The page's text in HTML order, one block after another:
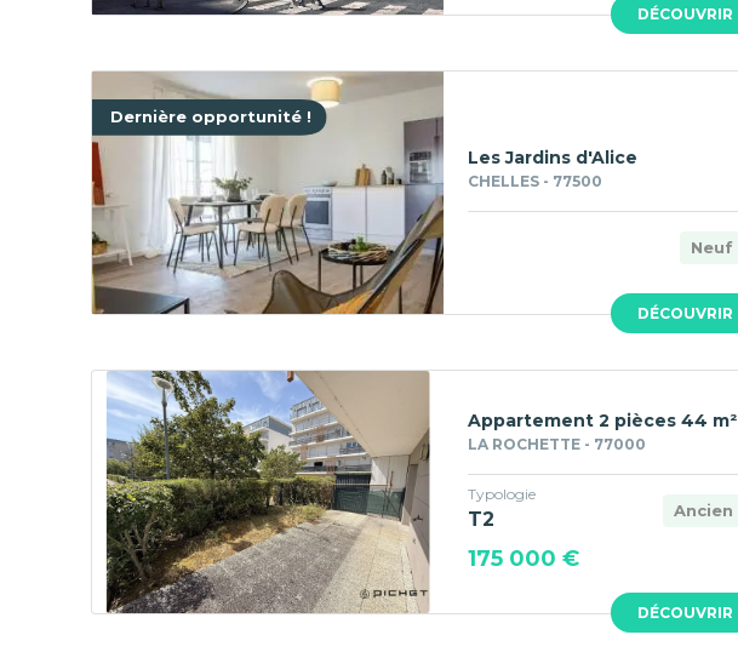
DÉCOUVRIR
Dernière opportunité !
DÉCOUVRIR
Les Jardins d'Alice
CHELLES - 77500
Neuf
DÉCOUVRIR
Appartement 2 pièces 44 m²
LA ROCHETTE - 77000
Ancien
Typologie
T2
175 000 €